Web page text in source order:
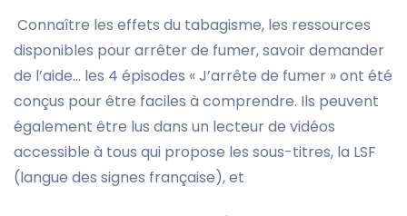
Connaître les effets du tabagisme, les ressources
disponibles pour arrêter de fumer, savoir demander
de l’aide… les 4 épisodes « J’arrête de fumer » ont été
conçus pour être faciles à comprendre. Ils peuvent
également être lus dans un lecteur de vidéos
accessible à tous qui propose les sous-titres, la LSF
(langue des signes française), et